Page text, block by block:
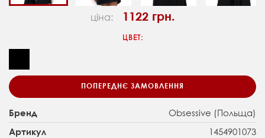
ціна: 1122 грн.
ЦВЕТ:
ПОПЕРЕДНЄ ЗАМОВЛЕННЯ
Бренд Obsessive (Польща)
Артикул 1454901073